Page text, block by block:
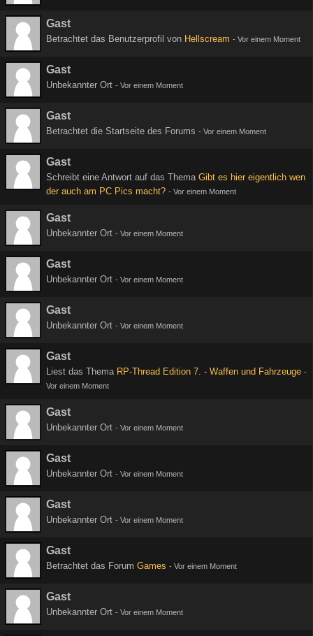
Gast
Betrachtet das Benutzerprofil von Hellscream - Vor einem Moment
Gast
Unbekannter Ort - Vor einem Moment
Gast
Betrachtet die Startseite des Forums - Vor einem Moment
Gast
Schreibt eine Antwort auf das Thema Gibt es hier eigentlich wen
der auch am PC Pics macht? - Vor einem Moment
Gast
Unbekannter Ort - Vor einem Moment
Gast
Unbekannter Ort - Vor einem Moment
Gast
Unbekannter Ort - Vor einem Moment
Gast
Liest das Thema RP-Thread Edition 7. - Waffen und Fahrzeuge -
Vor einem Moment
Gast
Unbekannter Ort - Vor einem Moment
Gast
Unbekannter Ort - Vor einem Moment
Gast
Unbekannter Ort - Vor einem Moment
Gast
Betrachtet das Forum Games - Vor einem Moment
Gast
Unbekannter Ort - Vor einem Moment